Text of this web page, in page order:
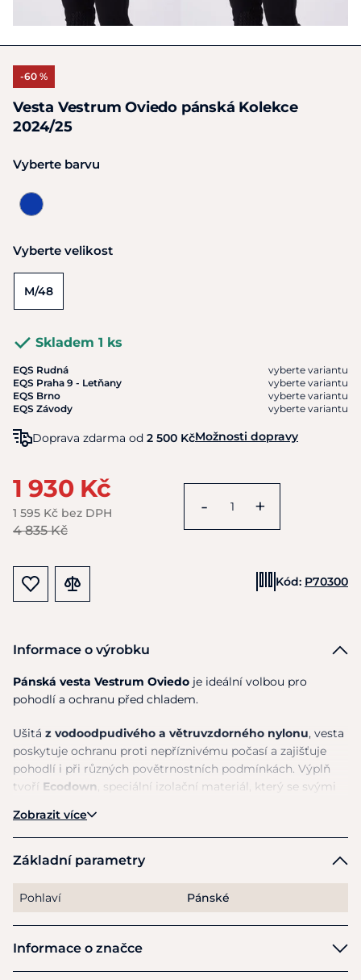
-60 %
Vesta Vestrum Oviedo pánská Kolekce
2024/25
Vyberte barvu
Vyberte velikost
M/48
Skladem 1 ks
EQS Rudná
vyberte variantu
EQS Praha 9 - Letňany
vyberte variantu
EQS Brno
vyberte variantu
EQS Závody
vyberte variantu
Doprava zdarma od 2 500 KčMožnosti dopravy
1 930 Kč
1 595 Kč bez DPH
4 835 Kč
- +
Kód: P70300
Informace o výrobku
Pánská vesta Vestrum Oviedo je ideální volbou pro
pohodlí a ochranu před chladem.
Ušitá z vodoodpudivého a větruvzdorného nylonu, vesta
poskytuje ochranu proti nepříznivému počasí a zajišťuje
pohodlí i při různých povětrnostních podmínkách. Výplň
tvoří Ecodown, speciální izolační materiál, který se svými
ekologický a udržitelný. Vesta díky této výplni
maximální teplo a pohodlí, aniž by zatěžovala životní
prostředí. Horizontálně prošívaný design vesty nejen
moderní a stylový vzhled. Na přední straně vesta
komfortu a praktičnosti má vesta také vnitřní kapsu s
logem, ideální pro uložení drobných předmětů.
Zobrazit více
Základní parametry
Pohlaví Pánské
Informace o značce